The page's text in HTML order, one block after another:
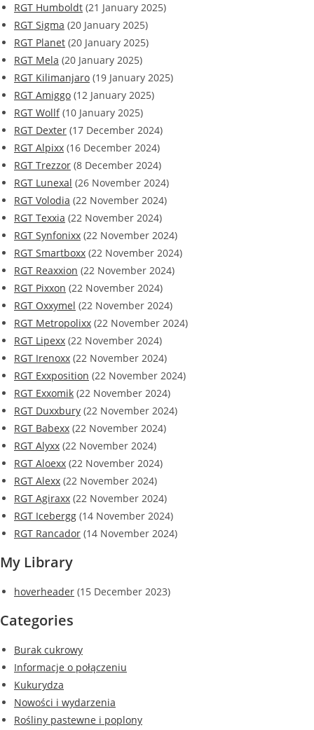
RGT Humboldt (21 January 2025)
RGT Sigma (20 January 2025)
RGT Planet (20 January 2025)
RGT Mela (20 January 2025)
RGT Kilimanjaro (19 January 2025)
RGT Amiggo (12 January 2025)
RGT Wollf (10 January 2025)
RGT Dexter (17 December 2024)
RGT Alpixx (16 December 2024)
RGT Trezzor (8 December 2024)
RGT Lunexal (26 November 2024)
RGT Volodia (22 November 2024)
RGT Texxia (22 November 2024)
RGT Synfonixx (22 November 2024)
RGT Smartboxx (22 November 2024)
RGT Reaxxion (22 November 2024)
RGT Pixxon (22 November 2024)
RGT Oxxymel (22 November 2024)
RGT Metropolixx (22 November 2024)
RGT Lipexx (22 November 2024)
RGT Irenoxx (22 November 2024)
RGT Exxposition (22 November 2024)
RGT Exxomik (22 November 2024)
RGT Duxxbury (22 November 2024)
RGT Babexx (22 November 2024)
RGT Alyxx (22 November 2024)
RGT Aloexx (22 November 2024)
RGT Alexx (22 November 2024)
RGT Agiraxx (22 November 2024)
RGT Icebergg (14 November 2024)
RGT Rancador (14 November 2024)
My Library
hoverheader (15 December 2023)
Categories
Burak cukrowy
Informacje o połączeniu
Kukurydza
Nowości i wydarzenia
Rośliny pastewne i poplony